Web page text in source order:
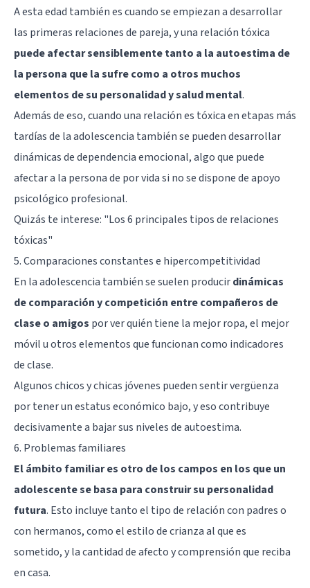
A esta edad también es cuando se empiezan a desarrollar
las primeras relaciones de pareja, y una relación tóxica
puede afectar sensiblemente tanto a la autoestima de
la persona que la sufre como a otros muchos
elementos de su personalidad y salud mental.
Además de eso, cuando una relación es tóxica en etapas más
tardías de la adolescencia también se pueden desarrollar
dinámicas de dependencia emocional, algo que puede
afectar a la persona de por vida si no se dispone de apoyo
psicológico profesional.
Quizás te interese: "Los 6 principales tipos de relaciones
tóxicas"
5. Comparaciones constantes e hipercompetitividad
En la adolescencia también se suelen producirdinámicas
de comparación y competición entre compañeros de
clase o amigos por ver quién tiene la mejor ropa, el mejor
móvil u otros elementos que funcionan como indicadores
de clase.
Algunos chicos y chicas jóvenes pueden sentir vergüenza
por tener un estatus económico bajo, y eso contribuye
decisivamente a bajar sus niveles de autoestima.
6. Problemas familiares
El ámbito familiar es otro de los campos en los que un
adolescente se basa para construir su personalidad
futura. Esto incluye tanto el tipo de relación con padres o
con hermanos, como el estilo de crianza al que es
sometido, y la cantidad de afecto y comprensión que reciba
en casa.